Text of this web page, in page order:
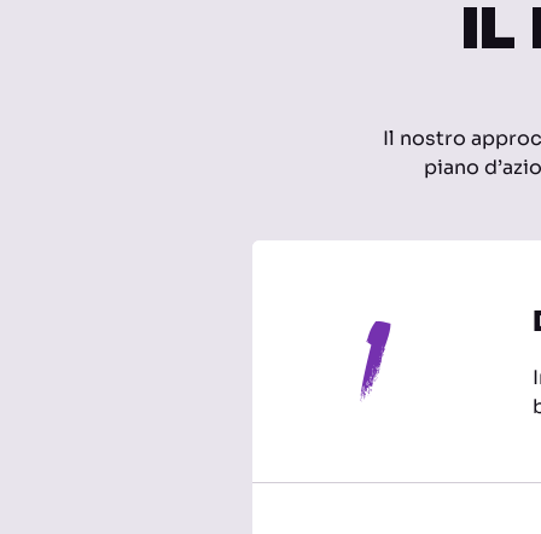
Il nostro
piano
1